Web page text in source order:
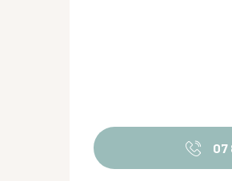
07